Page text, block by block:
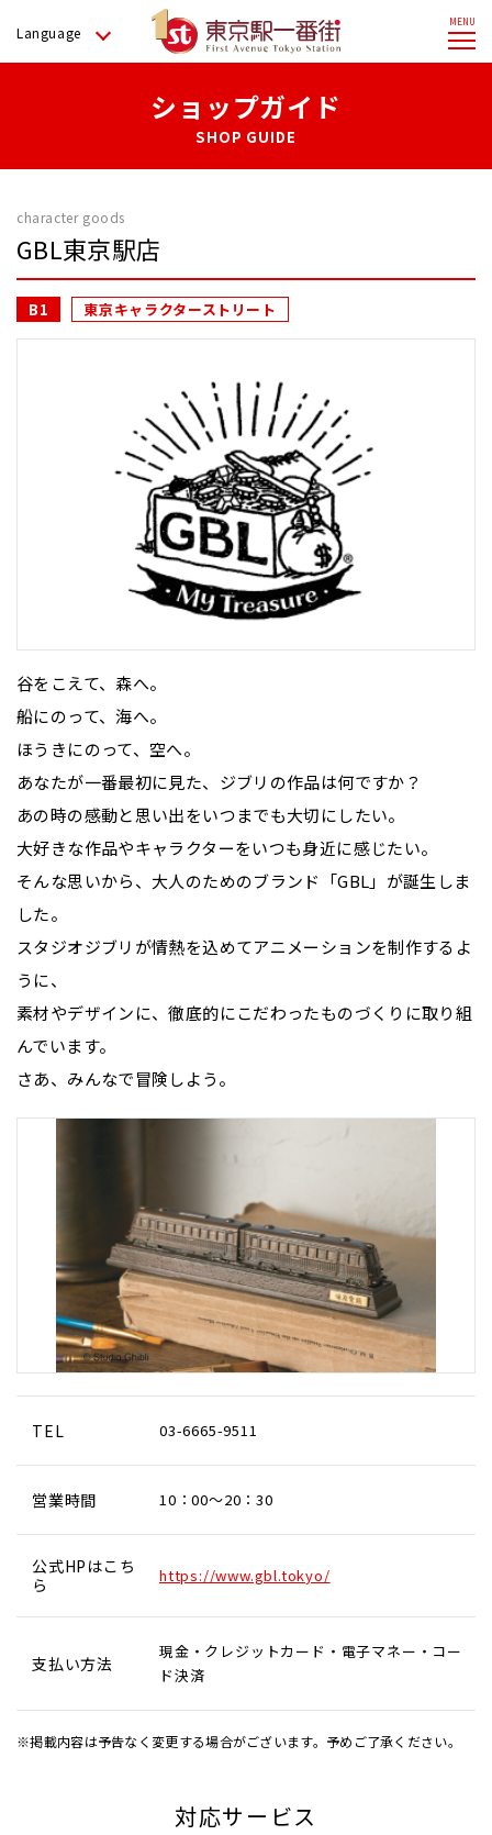
Language
ショップガイド
SHOP GUIDE
character goods
GBL東京駅店
B1 東京キャラクターストリート
谷をこえて、森へ。
船にのって、海へ。
ほうきにのって、空へ。
あなたが一番最初に見た、ジブリの作品は何ですか？
あの時の感動と思い出をいつまでも大切にしたい。
大好きな作品やキャラクターをいつも身近に感じたい。
そんな思いから、大人のためのブランド「GBL」が誕生しま
した。
スタジオジブリが情熱を込めてアニメーションを制作するよ
うに、
素材やデザインに、徹底的にこだわったものづくりに取り組
んでいます。
さあ、みんなで冒険しよう。
TEL 03-6665-9511
営業時間 10：00～20：30
公式HPはこち
ら
https://www.gbl.tokyo/
支払い方法
現金・クレジットカード・電子マネー・コー
ド決済
※掲載内容は予告なく変更する場合がございます。予めご了承ください。
対応サービス